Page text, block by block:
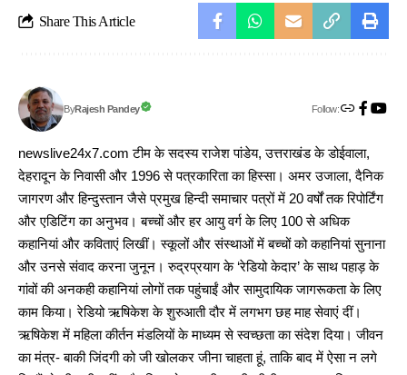
Share This Article
ByRajesh Pandey Follow:
newslive24x7.com टीम के सदस्य राजेश पांडेय, उत्तराखंड के डोईवाला,
देहरादून के निवासी और 1996 से पत्रकारिता का हिस्सा। अमर उजाला, दैनिक
जागरण और हिन्दुस्तान जैसे प्रमुख हिन्दी समाचार पत्रों में 20 वर्षों तक रिपोर्टिंग
और एडिटिंग का अनुभव। बच्चों और हर आयु वर्ग के लिए 100 से अधिक
कहानियां और कविताएं लिखीं। स्कूलों और संस्थाओं में बच्चों को कहानियां सुनाना
और उनसे संवाद करना जुनून। रुद्रप्रयाग के ‘रेडियो केदार’ के साथ पहाड़ के
गांवों की अनकही कहानियां लोगों तक पहुंचाईं और सामुदायिक जागरूकता के लिए
काम किया। रेडियो ऋषिकेश के शुरुआती दौर में लगभग छह माह सेवाएं दीं।
ऋषिकेश में महिला कीर्तन मंडलियों के माध्यम से स्वच्छता का संदेश दिया। जीवन
का मंत्र- बाकी जिंदगी को जी खोलकर जीना चाहता हूं, ताकि बाद में ऐसा न लगे